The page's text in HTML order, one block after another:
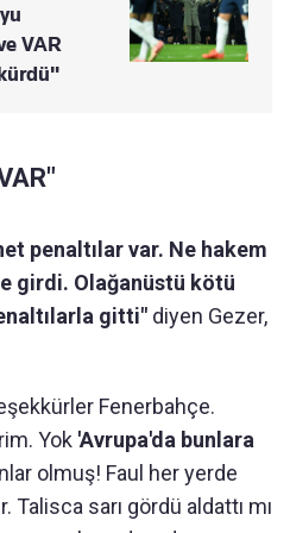
VAR
penaltılar var. Ne hakem
girdi. Olağanüstü kötü
gitti" diyen Gezer,
Fenerbahçe.
Yok 'Avrupa'da bunlara
olmuş! Faul her yerde
Talisca sarı gördü aldattı mı